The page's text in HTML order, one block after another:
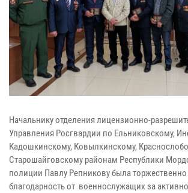
Начальнику отделения лицензионно-
Управления Росгвардии по Ельниковскому,
Кадошкинскому, Ковылкинскому,
Старошайговскому районам Республики
полиции Павлу Репникову была торжественно
благодарность от военнослужащих за